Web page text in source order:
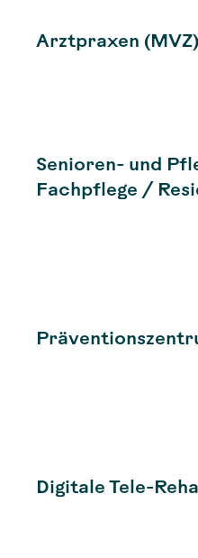
Arztpraxen (MVZ)
Senioren- und
Fachpflege /
Digitale Tele-